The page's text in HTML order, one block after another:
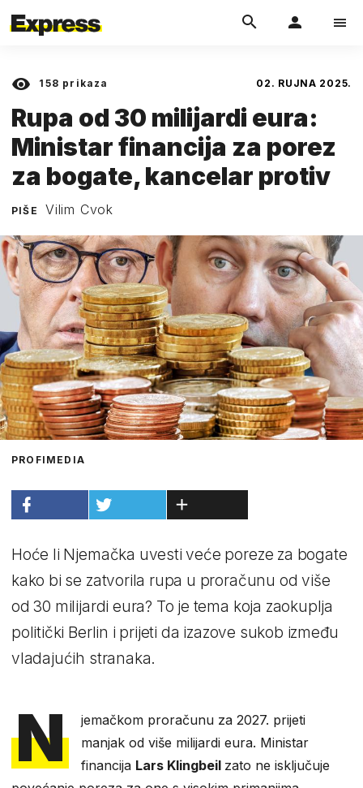
158 prikaza 02. RUJNA 2025.
Rupa od 30 milijardi eura:
Ministar financija za porez
za bogate, kancelar protiv
PIŠE Vilim Cvok
PROFIMEDIA
Hoće li Njemačka uvesti veće poreze za bogate
kako bi se zatvorila rupa u proračunu od više
od 30 milijardi eura? To je tema koja zaokuplja
politički Berlin i prijeti da izazove sukob između
vladajućih stranaka.
N
jemačkom proračunu za 2027. prijeti
manjak od više milijardi eura. Ministar
financija Lars Klingbeil zato ne isključuje